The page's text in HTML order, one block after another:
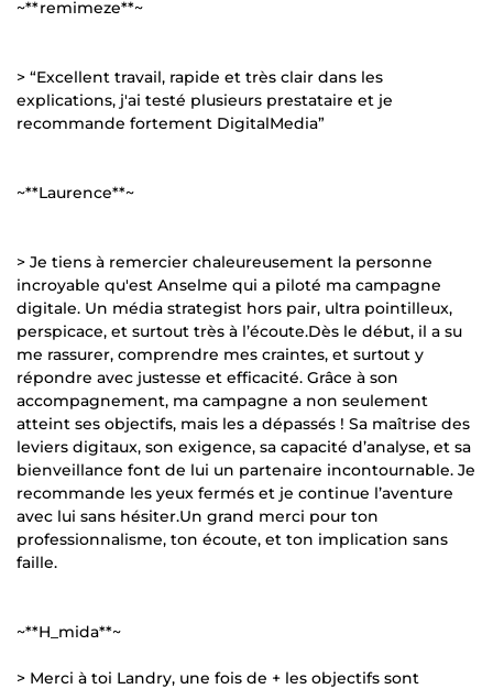
~**remimeze**~
> “Excellent travail, rapide et très clair dans les
explications, j'ai testé plusieurs prestataire et je
recommande fortement DigitalMedia”
~**Laurence**~
> Je tiens à remercier chaleureusement la personne
incroyable qu'est Anselme qui a piloté ma campagne
digitale. Un média strategist hors pair, ultra pointilleux,
perspicace, et surtout très à l’écoute.Dès le début, il a su
me rassurer, comprendre mes craintes, et surtout y
répondre avec justesse et efficacité. Grâce à son
accompagnement, ma campagne a non seulement
atteint ses objectifs, mais les a dépassés ! Sa maîtrise des
leviers digitaux, son exigence, sa capacité d’analyse, et sa
bienveillance font de lui un partenaire incontournable. Je
recommande les yeux fermés et je continue l’aventure
avec lui sans hésiter.Un grand merci pour ton
professionnalisme, ton écoute, et ton implication sans
faille.
~**H_mida**~
> Merci à toi Landry, une fois de + les objectifs sont